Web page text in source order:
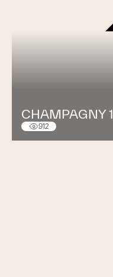
CHAMPAGNY 1
912